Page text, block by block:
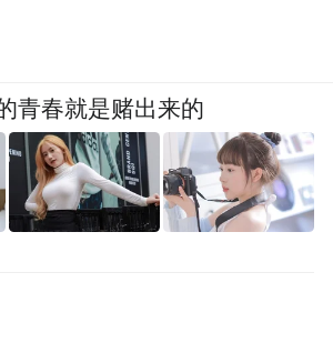
青春就是赌出来的